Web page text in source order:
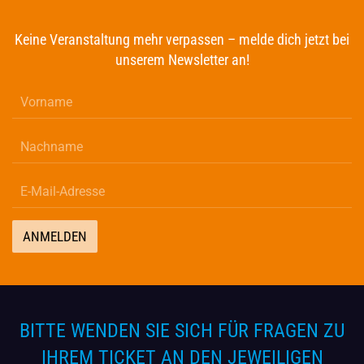
Keine Veranstaltung mehr verpassen – melde dich jetzt bei
unserem Newsletter an!
ANMELDEN
BITTE WENDEN SIE SICH FÜR FRAGEN ZU
IHREM TICKET AN DEN JEWEILIGEN